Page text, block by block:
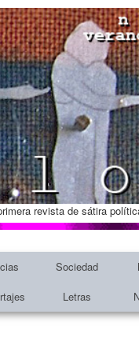
revista de sátira
Sociedad
Letras